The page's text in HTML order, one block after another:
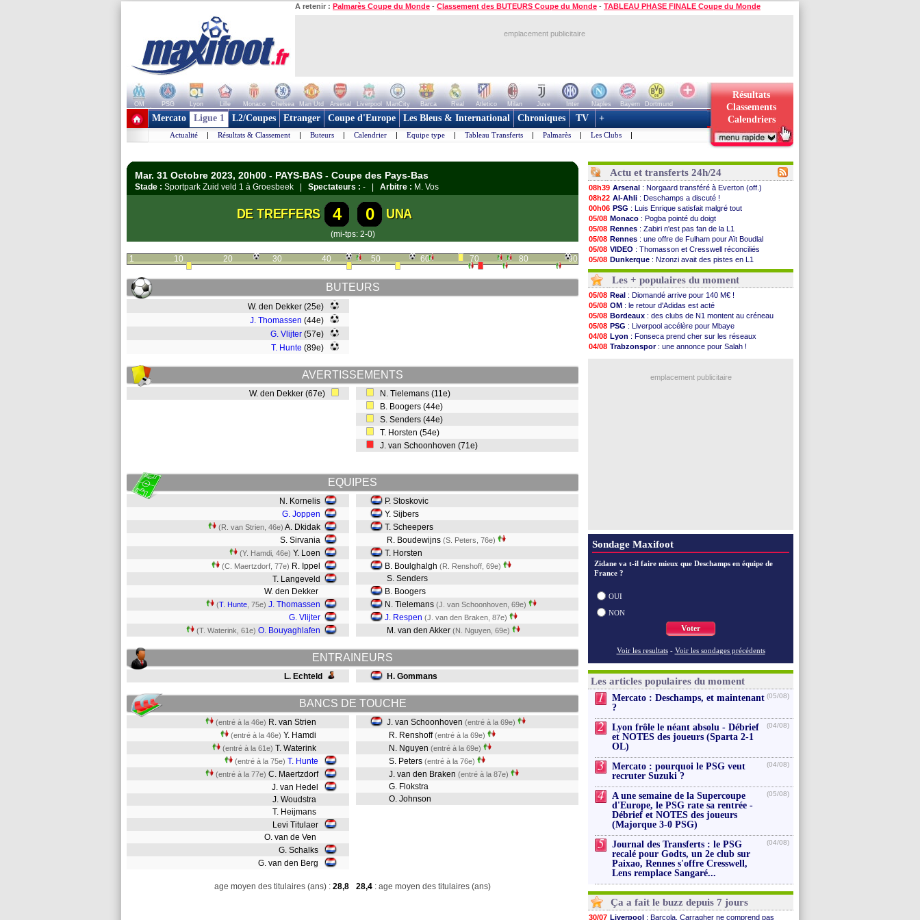
A retenir : Palmarès Coupe du Monde - Classement des BUTEURS Coupe du Monde - TABLEAU PHASE FINALE Coupe du Monde
emplacement publicitaire
OM PSG Lyon Lille Monaco Chelsea Man Utd Arsenal Liverpool ManCity Barca Real Atletico Milan Juve Inter Naples Bayern
Dortmund
+ de clubs
Résultats
Classements
Calendriers
Mercato Ligue 1 L2/Coupes Etranger Coupe d'Europe Les Bleus & International Chroniques TV +
Actualité | Résultats & Classement | Buteurs | Calendrier | Equipe type | Tableau Transferts | Palmarès | Les Clubs |
Mar. 31 Octobre 2023, 20h00 - PAYS-BAS - Coupe des Pays-Bas
Stade : Sportpark Zuid veld 1 à Groesbeek | Spectateurs : - | Arbitre : M. Vos
DE TREFFERS 4 0 UNA
(mi-tps: 2-0)
1 10 20 30 40 50 60 70 80 90
BUTEURS
W. den Dekker (25e)
J. Thomassen (44e)
G. Vlijter (57e)
T. Hunte (89e)
AVERTISSEMENTS
W. den Dekker (67e)
N. Tielemans (11e)
B. Boogers (44e)
S. Senders (44e)
T. Horsten (54e)
J. van Schoonhoven (71e)
EQUIPES
N. Kornelis
G. Joppen
(R. van Strien, 46e) A. Dkidak
S. Sirvania
(Y. Hamdi, 46e) Y. Loen
(C. Maertzdorf, 77e) R. Ippel
T. Langeveld
W. den Dekker
(T. Hunte , 75e) J. Thomassen
G. Vlijter
(T. Waterink, 61e) O. Bouyaghlafen
P. Stoskovic
Y. Sijbers
T. Scheepers
R. Boudewijns (S. Peters, 76e)
T. Horsten
B. Boulghalgh (R. Renshoff, 69e)
S. Senders
B. Boogers
N. Tielemans (J. van Schoonhoven, 69e)
J. Respen (J. van den Braken, 87e)
M. van den Akker (N. Nguyen, 69e)
ENTRAINEURS
L. Echteld H. Gommans
BANCS DE TOUCHE
(entré à la 46e) R. van Strien
(entré à la 46e) Y. Hamdi
(entré à la 61e) T. Waterink
(entré à la 75e) T. Hunte
(entré à la 77e) C. Maertzdorf
J. van Hedel
J. Woudstra
T. Heijmans
Levi Titulaer
O. van de Ven
G. Schalks
G. van den Berg
J. van Schoonhoven (entré à la 69e)
R. Renshoff(entré à la 69e)
N. Nguyen (entré à la 69e)
S. Peters (entré à la 76e)
J. van den Braken (entré à la 87e)
G. Flokstra
O. Johnson
age moyen des titulaires (ans) : 28,8 28,4 : age moyen des titulaires (ans)
Actu et transferts 24h/24
08h39 Arsenal : Norgaard transféré à Everton (off.)
08h22 Al-Ahli : Deschamps a discuté !
00h06 PSG : Luis Enrique satisfait malgré tout
05/08 Monaco : Pogba pointé du doigt
05/08 Rennes : Zabiri n'est pas fan de la L1
05/08 Rennes : une offre de Fulham pour Aït Boudlal
05/08 VIDEO : Thomasson et Cresswell réconciliés
05/08 Dunkerque : Nzonzi avait des pistes en L1
05/08 Lyon: Mangala sur le départ
05/08
Amical : Arsenal s'incline face au Real Betis
05/08 Amical: lourde défaite pour le PSG
05/08 Man City: Maresca flou pour Reijnders
05/08 LdC : Fenerbahçe prend une belle option
05/08 Al-Diriyah : Mbemba arrive libre (officiel)
05/08 Atletico : le plan d'Alvarez à son retour
05/08 Amical : premier succès pour Brest
05/08 VIDEO: le joli but de Greenwood avec le Fener !
: Jaissle est le nouveau coach (off.)
Les + populaires du moment
05/08 Real : Diomandé arrive pour 140 M€ !
05/08 OM : le retour d'Adidas est acté
05/08 Bordeaux : des clubs de N1 montent au créneau
05/08 PSG : Liverpool accélère pour Mbaye
04/08 Lyon : Fonseca prend cher sur les réseaux
04/08 Trabzonspor : une annonce pour Salah !
emplacement publicitaire
Sondage Maxifoot
Zidane va t-il faire mieux que Deschamps en équipe de
France ?
OUI
NON
Voter
Voir les resultats - Voir les sondages précédents
Les articles populaires du moment
1
Mercato : Deschamps, et maintenant
?
(05/08)
2
Lyon frôle le néant absolu - Débrief
et NOTES des joueurs (Sparta 2-1
OL)
(04/08)
3
Mercato : pourquoi le PSG veut
recruter Suzuki ?
(04/08)
4
A une semaine de la Supercoupe
d'Europe, le PSG rate sa rentrée -
Débrief et NOTES des joueurs
(Majorque 3-0 PSG)
(05/08)
5
Journal des Transferts : le PSG
recalé pour Godts, un 2e club sur
Paixao, Rennes s'offre Cresswell,
Lens remplace Sangaré...
(04/08)
Ça a fait le buzz depuis 7 jours
30/07 Liverpool : Barcola, Carragher ne comprend pas